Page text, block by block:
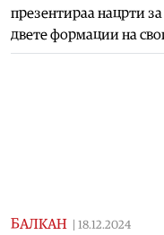
презентираа нацрти
двете формации на
БАЛКАН 18.12.2024